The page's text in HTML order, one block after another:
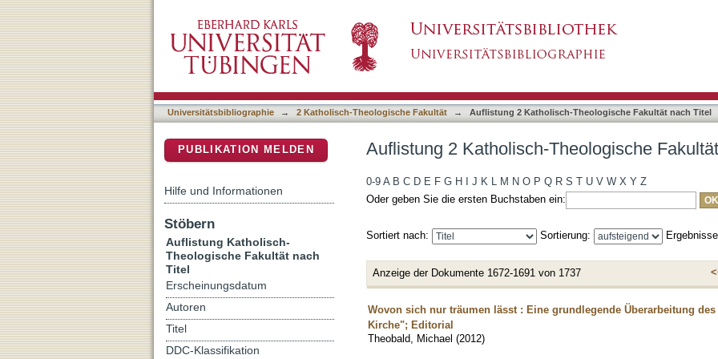
Universitätsbibliographie → 2 Katholisch-Theologische Fakultät → Auflistung 2 Katholisch-Theologische Fakultät nach Titel
Auflistung 2 Katholisch-Theologische
0-9 A B C D E F G H J K L M N O P Q R S T U V W X Y Z
Oder geben Sie die ersten Buchstaben ein:
Sortiert nach: Sortierung:
Anzeige der Dokumente 1672-1691 von 1737
Wovon sich nur träumen lässt : Eine grundlegende Überarbeitung
Kirche"; Editorial
Theobald, Michael (2012)
PUBLIKATION MELDEN
Hilfe und Informationen
Stöbern
Auflistung Katholisch-
Theologische Fakultät nach
Titel
Erscheinungsdatum
Autoren
Titel
DDC-Klassifikation